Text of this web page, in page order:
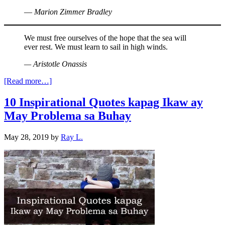
― Marion Zimmer Bradley
We must free ourselves of the hope that the sea will
ever rest. We must learn to sail in high winds.
— Aristotle Onassis
[Read more…]
10 Inspirational Quotes kapag Ikaw ay
May Problema sa Buhay
May 28, 2019 by Ray L.